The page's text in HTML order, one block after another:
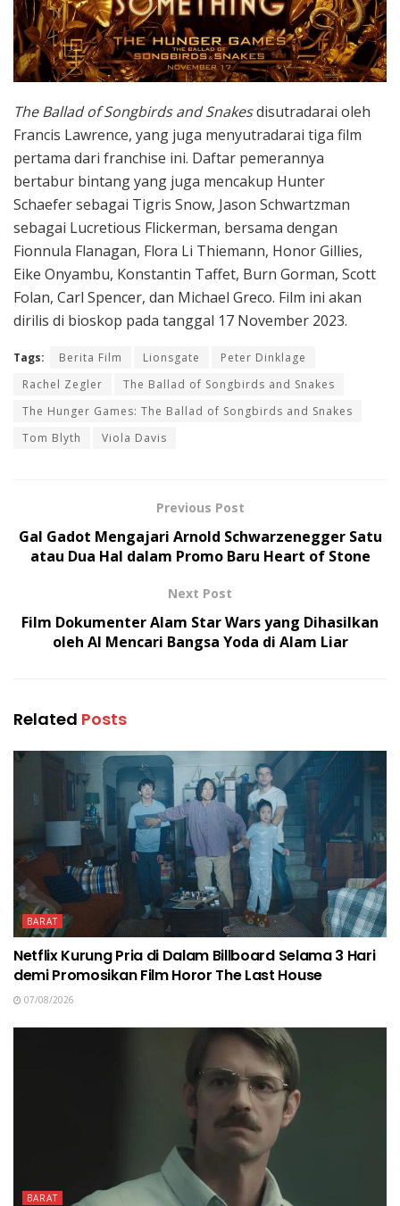
The Ballad of Songbirds and Snakesdisutradarai oleh
Francis Lawrence, yang juga menyutradarai tiga film
pertama dari franchise ini. Daftar pemerannya
bertabur bintang yang juga mencakup Hunter
Schaefer sebagai Tigris Snow, Jason Schwartzman
sebagai Lucretious Flickerman, bersama dengan
Fionnula Flanagan, Flora Li Thiemann, Honor Gillies,
Eike Onyambu, Konstantin Taffet, Burn Gorman, Scott
Folan, Carl Spencer, dan Michael Greco. Film ini akan
dirilis di bioskop pada tanggal 17 November 2023.
Tags: Berita Film Lionsgate
Peter Dinklage
Rachel Zegler
The Ballad of Songbirds and Snakes
The Hunger Games: The Ballad of Songbirds and Snakes
Tom Blyth
Viola Davis
Previous Post
Gal Gadot Mengajari Arnold Schwarzenegger Satu
atau Dua Hal dalam Promo Baru Heart of Stone
Next Post
Film Dokumenter Alam Star Wars yang Dihasilkan
oleh AI Mencari Bangsa Yoda di Alam Liar
Related Posts
BARAT
Netflix Kurung Pria di Dalam Billboard Selama 3 Hari
demi Promosikan Film Horor The Last House
07/08/2026
BARAT